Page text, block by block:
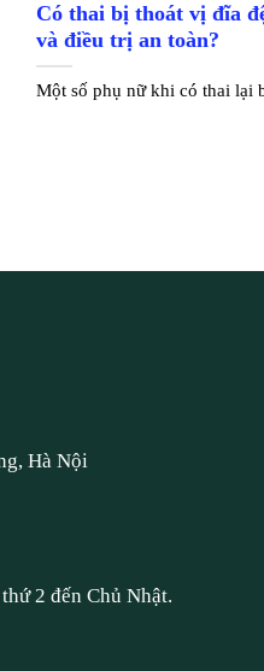
Có thai bị thoát vị đĩa
và điều trị an toàn?
Một số phụ nữ khi có thai lại
Hà Nội
2 đến Chủ Nhật.